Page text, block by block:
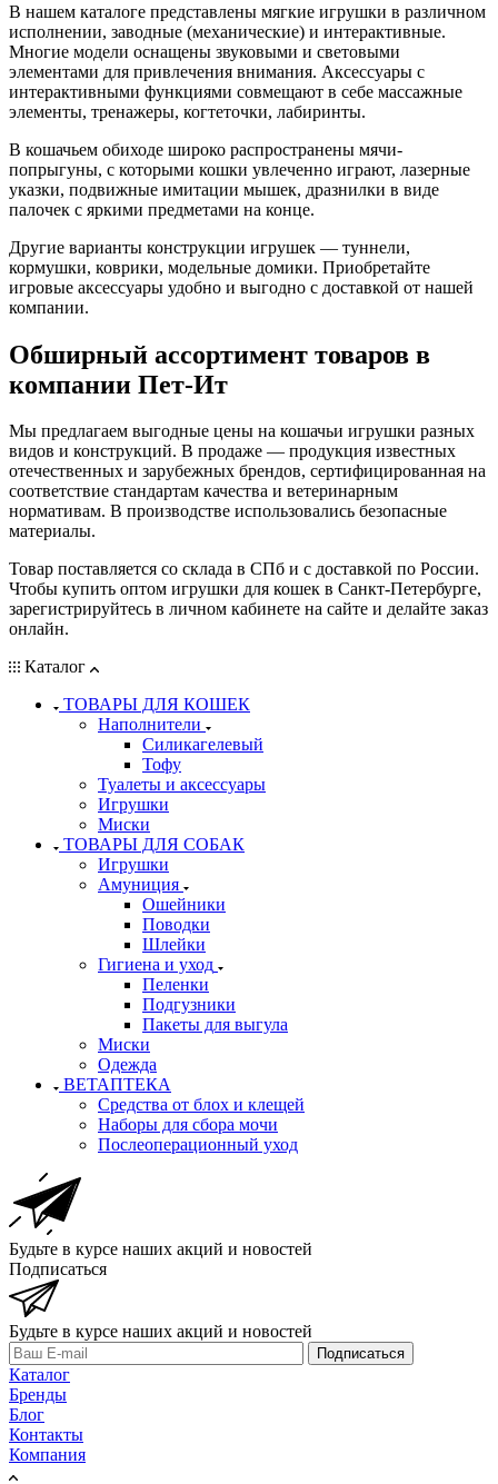
В нашем каталоге представлены мягкие игрушки в различном
исполнении, заводные (механические) и интерактивные.
Многие модели оснащены звуковыми и световыми
элементами для привлечения внимания. Аксессуары с
интерактивными функциями совмещают в себе массажные
элементы, тренажеры, когтеточки, лабиринты.
В кошачьем обиходе широко распространены мячи-
попрыгуны, с которыми кошки увлеченно играют, лазерные
указки, подвижные имитации мышек, дразнилки в виде
палочек с яркими предметами на конце.
Другие варианты конструкции игрушек — туннели,
кормушки, коврики, модельные домики. Приобретайте
игровые аксессуары удобно и выгодно с доставкой от нашей
компании.
Обширный ассортимент товаров в
компании Пет-Ит
Мы предлагаем выгодные цены на кошачьи игрушки разных
видов и конструкций. В продаже — продукция известных
отечественных и зарубежных брендов, сертифицированная на
соответствие стандартам качества и ветеринарным
нормативам. В производстве использовались безопасные
материалы.
Товар поставляется со склада в СПб и с доставкой по России.
Чтобы купить оптом игрушки для кошек в Санкт-Петербурге,
зарегистрируйтесь в личном кабинете на сайте и делайте заказ
онлайн.
Каталог
ТОВАРЫ ДЛЯ КОШЕК
Наполнители
Силикагелевый
Тофу
Туалеты и аксессуары
Игрушки
Миски
ТОВАРЫ ДЛЯ СОБАК
Игрушки
Амуниция
Ошейники
Поводки
Шлейки
Гигиена и уход
Пеленки
Подгузники
Пакеты для выгула
Миски
Одежда
ВЕТАПТЕКА
Средства от блох и клещей
Наборы для сбора мочи
Послеоперационный уход
Будьте в курсе наших акций и новостей
Подписаться
Будьте в курсе наших акций и новостей
Подписаться
Каталог
Бренды
Блог
Контакты
Компания